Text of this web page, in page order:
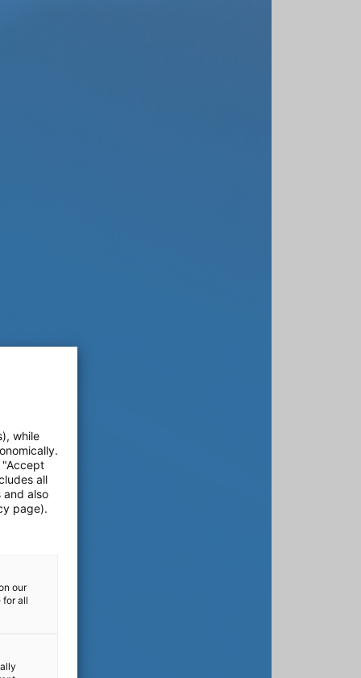
while
"Accept
all
and also
page).
our
for all